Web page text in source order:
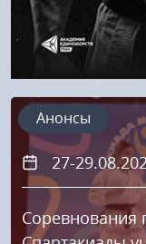
27-
Соревнования
Анонсы